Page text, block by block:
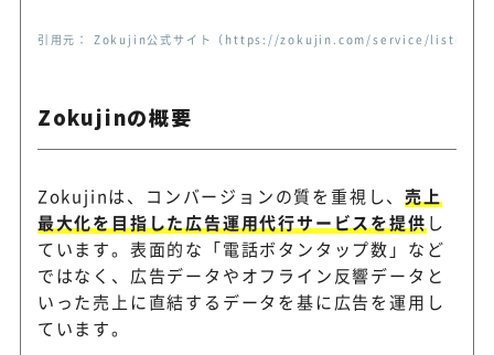
リアークス
不用品回収・遺品整理など地
引用元： Zokujin公式サイト（https://zokujin.com/service/listing/
Zokujinの概要
Zokujinは、コンバージョンの質を重視し、売上
最大化を目指した広告運用代行サービスを提供 し
ています。表面的な「電話ボタンタップ数」など
ではなく、広告データやオフライン反響データと
いった売上に直結するデータを基に広告を運用し
ています。